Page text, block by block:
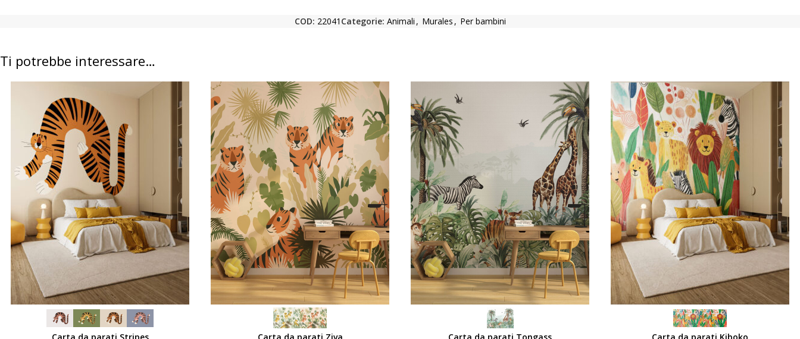
COD: 22041 Categorie: Animali , Murales , Per bambini
Ti potrebbe interessare…